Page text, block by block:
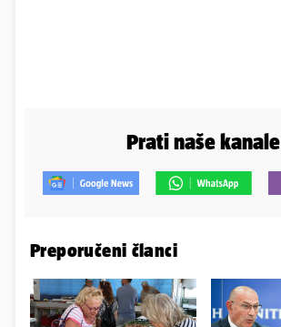
Prati naše kanale
Preporučeni članci